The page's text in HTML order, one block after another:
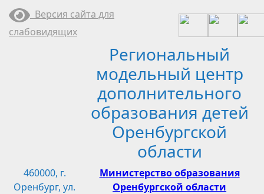
Перейти
содержимому
Версия сайта для
слабовидящих
Региональный
модельный центр
дополнительного
образования детей
Оренбургской
области
460000, г.
Оренбург, ул.
Министерство образования
Оренбургской области